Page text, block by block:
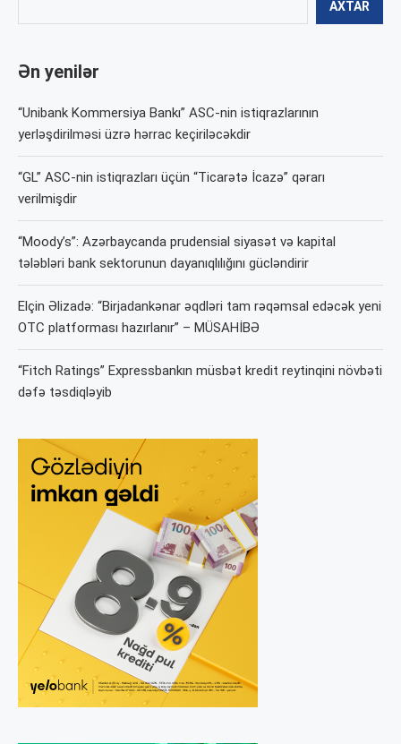
AXTAR
Ən yenilər
“Unibank Kommersiya Bankı” ASC-nin istiqrazlarının
yerləşdirilməsi üzrə hərrac keçiriləcəkdir
“GL” ASC-nin istiqrazları üçün “Ticarətə İcazə” qərarı
verilmişdir
“Moody’s”: Azərbaycanda prudensial siyasət və kapital
tələbləri bank sektorunun dayanıqlılığını gücləndirir
Elçin Əlizadə: “Birjadankənar əqdləri tam rəqəmsal edəcək yeni
OTC platforması hazırlanır” – MÜSAHİBƏ
“Fitch Ratings” Expressbankın müsbət kredit reytinqini növbəti
dəfə təsdiqləyib